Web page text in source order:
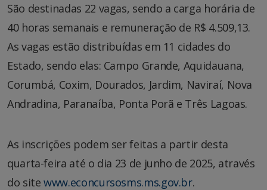
São destinadas 22 vagas, sendo a carga horária de
40 horas semanais e remuneração de R$ 4.509,13.
As vagas estão distribuídas em 11 cidades do
Estado, sendo elas: Campo Grande, Aquidauana,
Corumbá, Coxim, Dourados, Jardim, Naviraí, Nova
Andradina, Paranaíba, Ponta Porã e Três Lagoas.
As inscrições podem ser feitas a partir desta
quarta-feira até o dia 23 de junho de 2025, através
do sitewww.econcursosms.ms.gov.br.